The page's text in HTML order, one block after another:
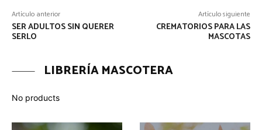
Artículo anterior
SER ADULTOS SIN QUERER
SERLO
Artículo siguiente
CREMATORIOS PARA LAS
MASCOTAS
LIBRERÍA MASCOTERA